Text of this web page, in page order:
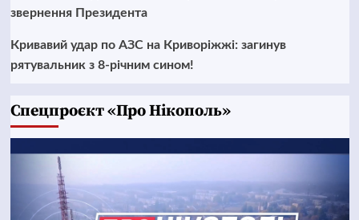
звернення Президента
Кривавий удар по АЗС на Криворіжжі: загинув
рятувальник з 8-річним сином!
Cпецпроєкт «Про Нікополь»